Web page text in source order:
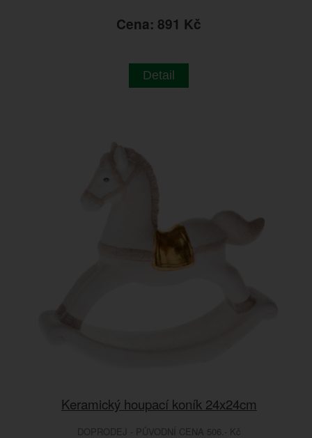
Cena: 891 Kč
Detail
Keramický houpací koník 24x24cm
DOPRODEJ - PŮVODNÍ CENA 506.- Kč